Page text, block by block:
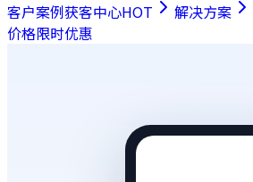
客户案例获客中心HOT 解决方案
价格限时优惠